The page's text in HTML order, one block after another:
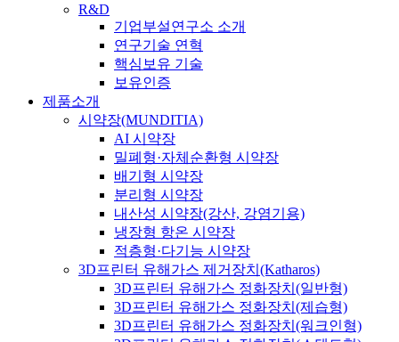
R&D
기업부설연구소 소개
연구기술 연혁
핵심보유 기술
보유인증
제품소개
시약장(MUNDITIA)
AI 시약장
밀폐형·자체순환형 시약장
배기형 시약장
분리형 시약장
내산성 시약장(강산, 강염기용)
냉장형 항온 시약장
적층형·다기능 시약장
3D프린터 유해가스 제거장치(Katharos)
3D프린터 유해가스 정화장치(일반형)
3D프린터 유해가스 정화장치(제습형)
3D프린터 유해가스 정화장치(워크인형)